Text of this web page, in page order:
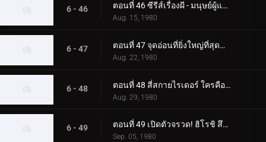
6 - 46 ตอนที่ 46 ซีรีส์เรื่องผี - มนุษย์ผู้แตกหัก! ความกลัวศูนย์กลางของกระจก
Aug. 15, 1980
6 - 47 ตอนที่ 47 จุดอ่อนที่ยิ่งใหญ่ที่สุดของ Skyrider! โจมตีจุดบอด 0.5 วินาที
Aug. 22, 1980
6 - 48 ตอนที่ 48 สี่สกายไรเดอร์ ใครคือตัวจริง
Aug. 29, 1980
6 - 49 ตอนที่ 49 เปิดตัวจรวด! ฮิโรชิ สึคุบะไปที่สุสานอวกาศ
Sep. 05, 1980